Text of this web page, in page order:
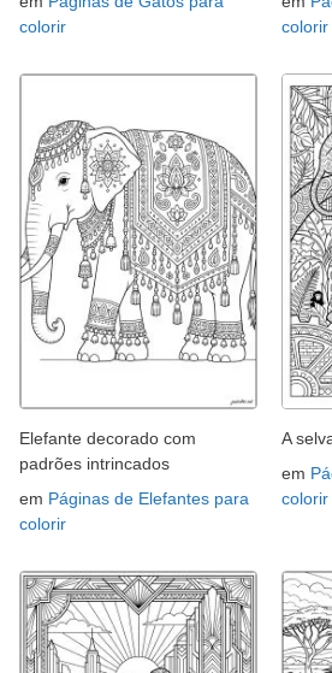
colorir
colorir
Elefante decorado com
padrões intrincados
em Páginas de Elefantes para
colorir
A
em
colorir